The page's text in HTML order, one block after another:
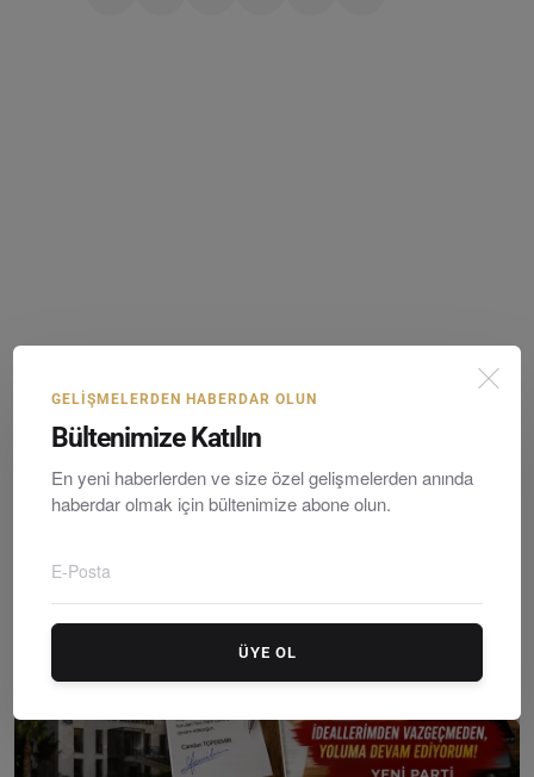
İLGILI MESAJLAR
GELIŞMELERDEN HABERDAR OLUN
Bültenimize Katılın
En yeni haberlerden ve size özel gelişmelerden anında
haberdar olmak için bültenimize abone olun.
ÜYE OL